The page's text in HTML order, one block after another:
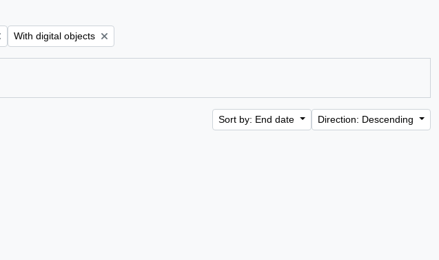
Remove filter:
With digital objects
Sort by: End date Direction: Descending